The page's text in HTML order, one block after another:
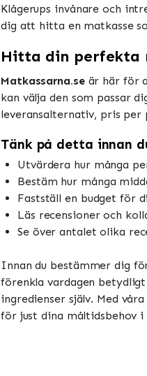
Klågerups invånare och
dig att hitta en matkasse
Hitta din perfekta
Matkassarna.seär här för
kan välja den som passar
leveransalternativ, pris
Tänk på detta innan
Utvärdera hur många
Bestäm hur många
Fastställ en budget för
Läs recensioner och
Se över antalet olika
Innan du bestämmer dig
förenkla vardagen
ingredienser själv. Med
för just dina måltidsbehov i